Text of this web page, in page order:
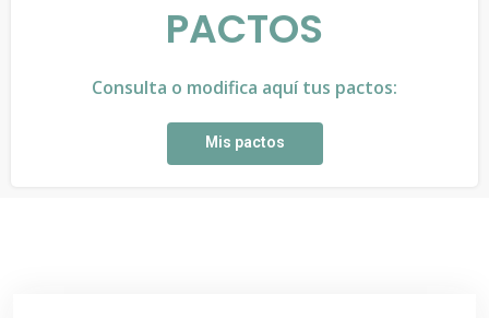
PACTOS
Consulta o modifica aquí tus pactos:
Mis pactos